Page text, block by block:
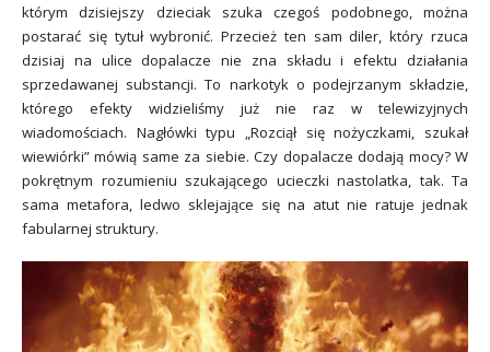
którym dzisiejszy dzieciak szuka czegoś podobnego, można
postarać się tytuł wybronić. Przecież ten sam diler, który rzuca
dzisiaj na ulice dopalacze nie zna składu i efektu działania
sprzedawanej substancji. To narkotyk o podejrzanym składzie,
którego efekty widzieliśmy już nie raz w telewizyjnych
wiadomościach. Nagłówki typu „Rozciął się nożyczkami, szukał
wiewiórki” mówią same za siebie. Czy dopalacze dodają mocy? W
pokrętnym rozumieniu szukającego ucieczki nastolatka, tak. Ta
sama metafora, ledwo sklejające się na atut nie ratuje jednak
fabularnej struktury.